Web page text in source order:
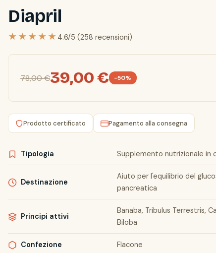
Diapril
★★★★★ 4.6/5 (258 recensioni)
78,00 €39,00 € -50%
Prodotto certificato Pagamento alla consegna
Tipologia Supplemento nutrizionale in
Destinazione
Aiuto per l'equilibrio del
pancreatica
Principi attivi
Banaba, Tribulus Terrestris,
Biloba
Confezione Flacone